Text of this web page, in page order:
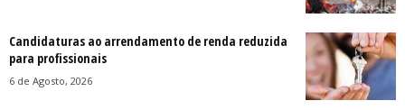
Candidaturas ao arrendamento de renda reduzida
para profissionais
6 de Agosto, 2026